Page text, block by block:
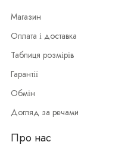
Магазин
Оплата і доставка
Таблиця розмірів
Гарантії
Обмін
Догляд за речами
Про нас